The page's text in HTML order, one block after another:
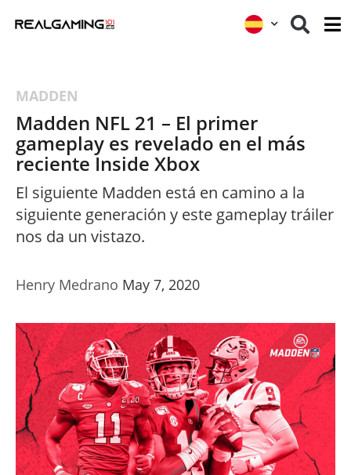
MADDEN
Madden NFL 21 – El primer
gameplay es revelado en el más
reciente Inside Xbox
El siguiente Madden está en camino a la
siguiente generación y este gameplay tráiler
nos da un vistazo.
Henry Medrano May 7, 2020